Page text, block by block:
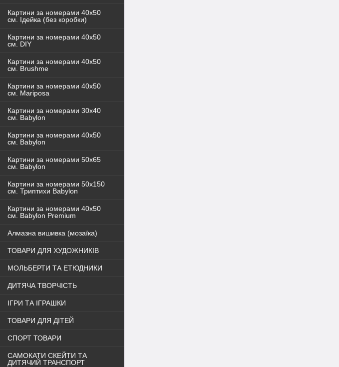
Картини за номерами 40x50
см. Ідейка (без коробки)
Картини за номерами 40х50
см. DIY
Картини за номерами 40х50
см. Brushme
Картини за номерами 40х50
см. Mariposa
Картини за номерами 30х40
см. Babylon
Картини за номерами 40х50
см. Babylon
Картини за номерами 50х65
см. Babylon
Картини за номерами 50х150
см. Триптихи Babylon
Картини за номерами 40х50
см. Babylon Premium
Алмазна вишивка (мозаїка)
ТОВАРИ ДЛЯ ХУДОЖНИКІВ
МОЛЬБЕРТИ ТА ЕТЮДНИКИ
ДИТЯЧА ТВОРЧІСТЬ
ІГРИ ТА ІГРАШКИ
ТОВАРИ ДЛЯ ДІТЕЙ
СПОРТ ТОВАРИ
САМОКАТИ СКЕЙТИ ТА
ДИТЯЧИЙ ТРАНСПОРТ